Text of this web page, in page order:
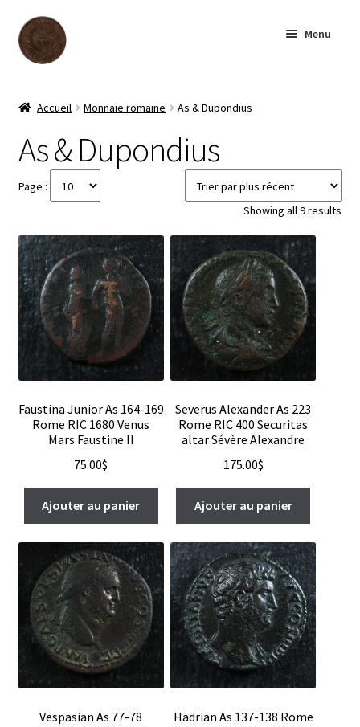
Aller
à
Aller
au
contenu
Menu
Contactez-nous
English
Accueil Monnaie romaine As & Dupondius
As & Dupondius
Page :
Showing all 9 results
Faustina Junior As 164-169
Rome RIC 1680 Venus
Mars Faustine II
75.00$
Ajouter au panier
Severus Alexander As 223
Rome RIC 400 Securitas
altar Sévère Alexandre
175.00$
Ajouter au panier
Vespasian As 77-78
Hadrian As 137-138 Rome